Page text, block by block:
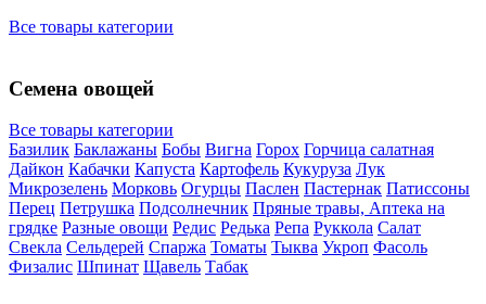
Все товары категории
Семена овощей
Все товары категории
Базилик Баклажаны Бобы Вигна Горох Горчица салатная
Дайкон Кабачки Капуста Картофель Кукуруза Лук
Микрозелень Морковь Огурцы Паслен Пастернак Патиссоны
Перец Петрушка Подсолнечник Пряные травы, Аптека на
грядке Разные овощи Редис Редька Репа Руккола Салат
Свекла Сельдерей Спаржа Томаты Тыква Укроп Фасоль
Физалис Шпинат Щавель Табак